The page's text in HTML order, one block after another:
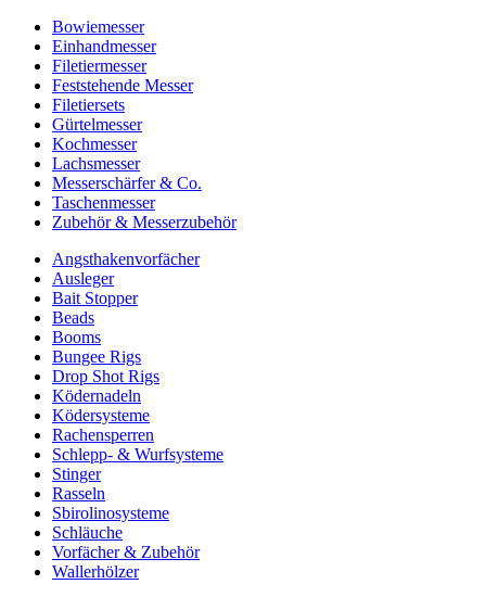
Bowiemesser
Einhandmesser
Filetiermesser
Feststehende Messer
Filetiersets
Gürtelmesser
Kochmesser
Lachsmesser
Messerschärfer & Co.
Taschenmesser
Zubehör & Messerzubehör
Angsthakenvorfächer
Ausleger
Bait Stopper
Beads
Booms
Bungee Rigs
Drop Shot Rigs
Ködernadeln
Ködersysteme
Rachensperren
Schlepp- & Wurfsysteme
Stinger
Rasseln
Sbirolinosysteme
Schläuche
Vorfächer & Zubehör
Wallerhölzer